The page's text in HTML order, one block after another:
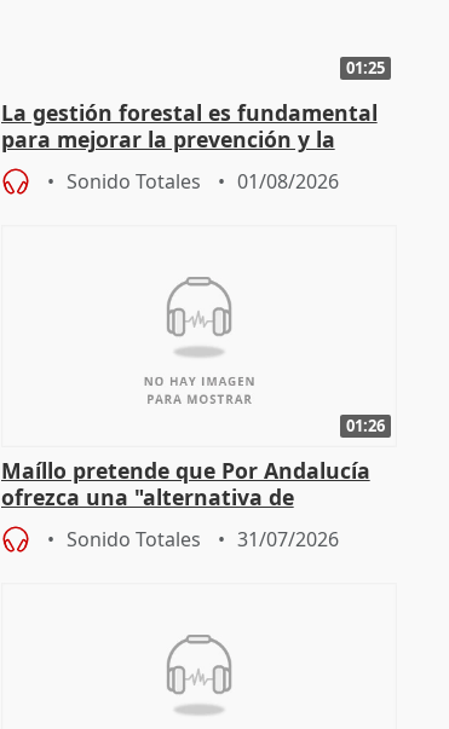
01:25
La gestión forestal es fundamental
para mejorar la prevención y la
actuación frente a incendios
Sonido Totales 01/08/2026
01:26
Maíllo pretende que Por Andalucía
ofrezca una "alternativa de
gobierno" con su labor de oposición
Sonido Totales 31/07/2026